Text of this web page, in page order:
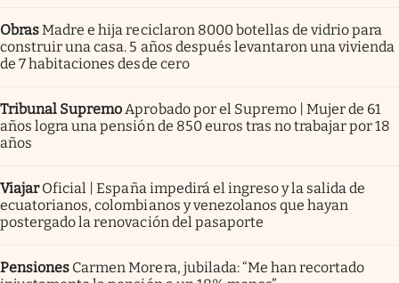
ObrasMadre e hija reciclaron 8000 botellas de vidrio para
construir una casa. 5 años después levantaron una vivienda
de 7 habitaciones desde cero
Tribunal SupremoAprobado por el Supremo | Mujer de 61
años logra una pensión de 850 euros tras no trabajar por 18
años
Viajar Oficial | España impedirá el ingreso y la salida de
ecuatorianos, colombianos y venezolanos que hayan
postergado la renovación del pasaporte
Pensiones Carmen Morera, jubilada: “Me han recortado